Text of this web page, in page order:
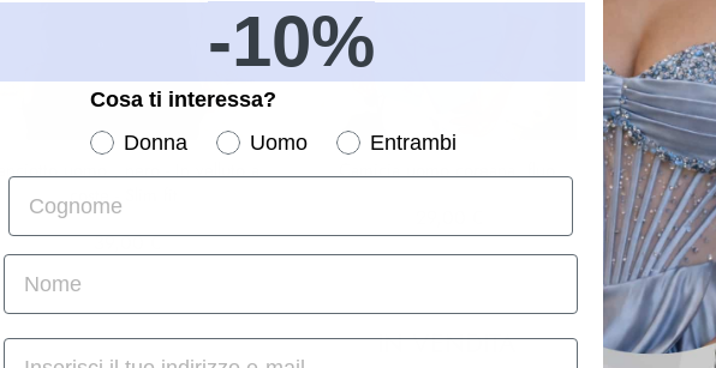
Panciotto uomo , nero - In velluto a
coste - Slim fit
39,00 €
Camicia uomo coreana, fluo Camicia
IN VENDITA
-10%
Cosa ti interessa?
Donna
Uomo
Entrambi
Cognome
nome
Mail